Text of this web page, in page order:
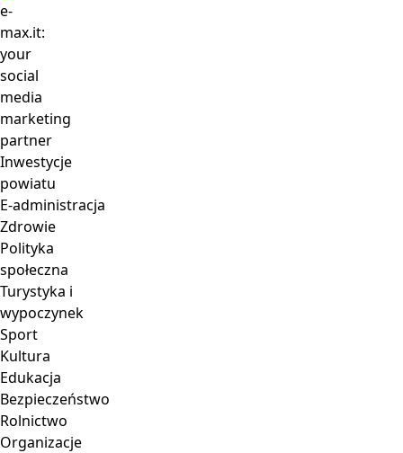
Inwestycje
powiatu
E-administracja
Zdrowie
Polityka
społeczna
Turystyka i
wypoczynek
Sport
Kultura
Edukacja
Bezpieczeństwo
Rolnictwo
Organizacje